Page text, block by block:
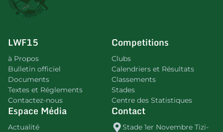
LWF15
à Propos
Bulletin officiel
Documents
Textes et Réglements
Contactez-nous
Competitions
Clubs
Calendriers et Résultats
Classements
Stades
Centre des Statistiques
Espace Média
Actualité
Contact
Stade 1er Novembre Tizi-